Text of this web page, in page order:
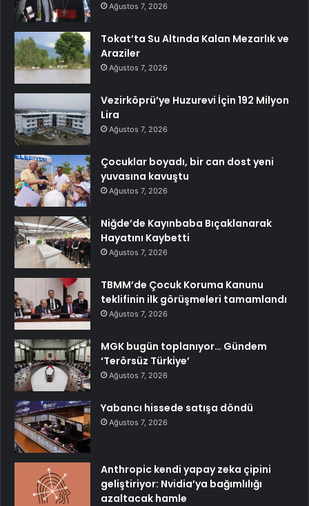
Ağustos 7, 2026
Tokat’ta Su Altında Kalan Mezarlık ve
Araziler
Ağustos 7, 2026
Vezirköprü’ye Huzurevi İçin 192 Milyon
Lira
Ağustos 7, 2026
Çocuklar boyadı, bir can dost yeni
yuvasına kavuştu
Ağustos 7, 2026
Niğde’de Kayınbaba Bıçaklanarak
Hayatını Kaybetti
Ağustos 7, 2026
TBMM’de Çocuk Koruma Kanunu
teklifinin ilk görüşmeleri tamamlandı
Ağustos 7, 2026
MGK bugün toplanıyor… Gündem
‘Terörsüz Türkiye’
Ağustos 7, 2026
Yabancı hissede satışa döndü
Ağustos 7, 2026
Anthropic kendi yapay zeka çipini
geliştiriyor: Nvidia’ya bağımlılığı
azaltacak hamle